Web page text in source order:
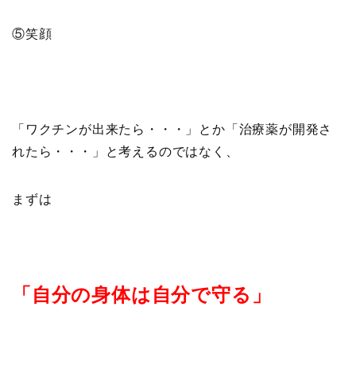
⑤笑顔
「ワクチンが出来たら・・・」とか「治療薬が開発さ
れたら・・・」と考えるのではなく、
まずは
「自分の身体は自分で守る」